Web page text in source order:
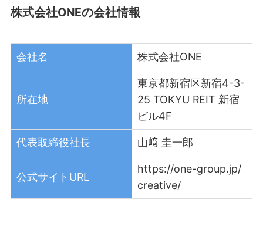
株式会社ONEの会社情報
会社名 株式会社ONE
所在地
東京都新宿区新宿4-3-
25 TOKYU REIT 新宿
ビル4F
代表取締役社長 山﨑 圭一郎
公式サイトURL
https://one-group.jp/
creative/